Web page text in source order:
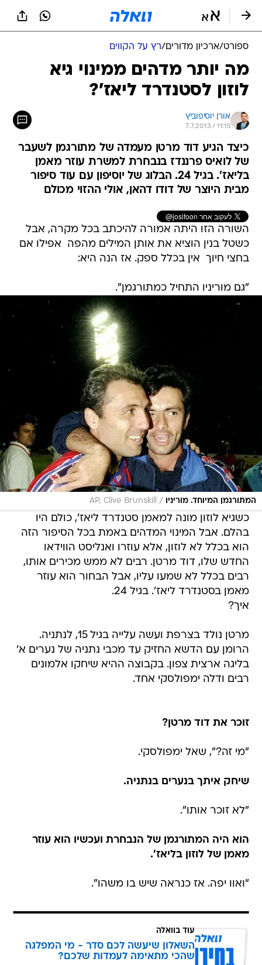
ספורט/ארכיון מדורים/רץ על הקווים
מה יותר מדהים ממינוי גיא
לוזון לסטנדרד ליאז'?
אורן יוסיפוביץ
7.7.2013 / 11:15
כיצד הגיע דוד מרטן מעמדה של מתורגמן לשעבר
של לואיס פרננדז בנבחרת למשרת עוזר מאמן
בליאז'. בגיל 24. הבלוג של יוסיפון עם עוד סיפור
מבית היוצר של דודו דהאן, אולי ההזוי מכולם
השורה הזו היתה אמורה להיכתב בכל מקרה, אבל
כשטל בנין הוציא את אותן המילים מהפה  אפילו אם
בחצי חיוך  אין בכלל ספק. אז הנה היא:
"גם מוריניו התחיל כמתורגמן".
המתורגמן המיוחד. מוריניו /
AP, Clive Brunskill
כשגיא לוזון מונה למאמן סטנדרד ליאז', כולם היו
בהלם. אבל המינוי המדהים באמת בכל הסיפור הזה
הוא בכלל לא לוזון, אלא עוזרו ואנליסט הווידאו
החדש שלו, דוד מרטן. רבים לא ממש מכירים אותו,
רבים בכלל לא שמעו עליו, אבל הבחור הוא עוזר
מאמן בסטנדרד ליאז'. בגיל 24.
איך?
מרטן נולד בצרפת ועשה עלייה בגיל 15, לנתניה.
הרומן עם הדשא החזיק עד מכבי נתניה של נערים א'
בליגה ארצית צפון. בקבוצה ההיא שיחקו אלמונים
רבים ודלה ימפולסקי אחד.
זוכר את דוד מרטן?
"מי זה?", שאל ימפולסקי.
שיחק איתך בנערים בנתניה.
"לא זוכר אותו".
הוא היה המתורגמן של הנבחרת ועכשיו הוא עוזר
מאמן של לוזון בליאז'.
"ואוו יפה. אז כנראה שיש בו משהו".
עוד בוואלה
השאלון שיעשה לכם סדר - מי המפלגה
שהכי מתאימה לעמדות שלכם?